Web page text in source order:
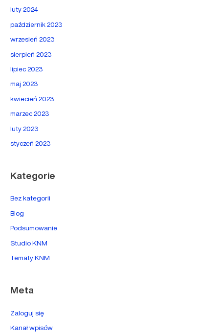
luty 2024
październik 2023
wrzesień 2023
sierpień 2023
lipiec 2023
maj 2023
kwiecień 2023
marzec 2023
luty 2023
styczeń 2023
Kategorie
Bez kategorii
Blog
Podsumowanie
Studio KNM
Tematy KNM
Meta
Zaloguj się
Kanał wpisów